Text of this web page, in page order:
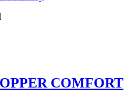
COMFORT